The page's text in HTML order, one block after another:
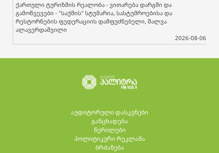
ქართული ტურიზმის რეალობა - ვითარება დარგში და
გამოწვევები - "საქმის" სტუმარია, სასტუმროებისა და
რესტორნების ფედერაციის დამფუძნებელი, შალვა
ალავერდაშვილი
2026-08-06
აუდიტორული დასკვნები
განცხადება
წერილები
პოლიტიკური რეკლამა
ბრძანება